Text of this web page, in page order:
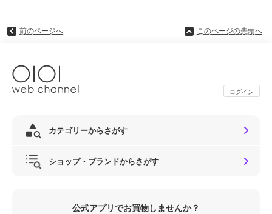
前のページへ このページの先頭へ
ログイン
カテゴリーからさがす
ショップ・ブランドからさがす
公式アプリでお買物しませんか？